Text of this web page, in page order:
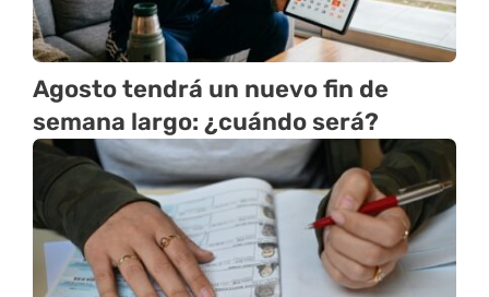
Agosto tendrá un nuevo fin de
semana largo: ¿cuándo será?